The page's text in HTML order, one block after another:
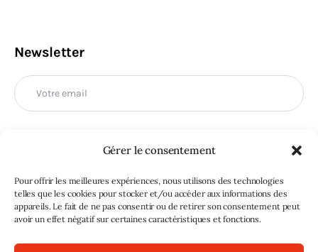
Gérer le consentement
Pour offrir les meilleures expériences, nous utilisons des technologies
telles que les cookies pour stocker et/ou accéder aux informations des
appareils. Le fait de ne pas consentir ou de retirer son consentement peut
avoir un effet négatif sur certaines caractéristiques et fonctions.
Newsletter
M'INSCRIRE